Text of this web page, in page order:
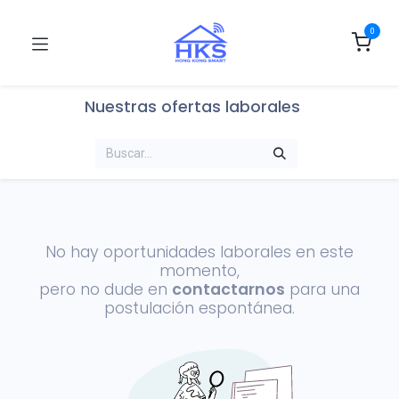
0
Nuestras ofertas laborales
No hay oportunidades laborales en este
momento,
pero no dude en contactarnos para una
postulación espontánea.